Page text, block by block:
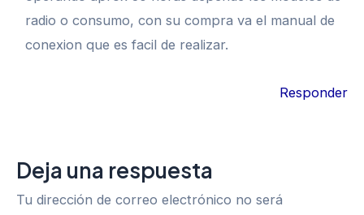
radio o consumo, con su compra va el manual de
conexion que es facil de realizar.
Responder
Deja una respuesta
Tu dirección de correo electrónico no será